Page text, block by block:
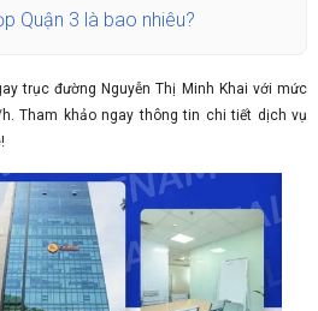
Quận 3 là bao nhiêu?
trục đường Nguyễn Thị Minh Khai với mức
Tham khảo ngay thông tin chi tiết dịch vụ